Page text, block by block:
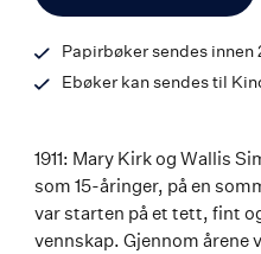
Papirbøker sendes innen
Ebøker kan sendes til
1911: Mary Kirk og Wallis
som 15-åringer, på en
var starten på et tett, fint
vennskap. Gjennom årene